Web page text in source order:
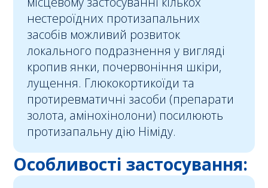
нестероїдних протизапальних
засобів можливий розвиток
локального подразнення у вигляді
кропив янки, почервоніння шкіри,
лущення. Глюкокортикоїди та
протиревматичні засоби (препарати
золота, амінохінолони) посилюють
протизапальну дію Німіду.
Особливості застосування: